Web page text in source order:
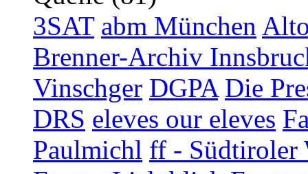
3SAT abm München
Brenner-Archiv
Vinschger DGPA Die
DRS eleves our eleves
Paulmichl ff - Südtiroler